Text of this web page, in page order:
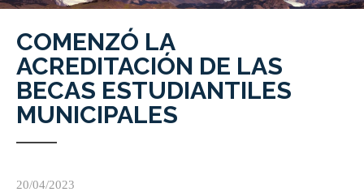
COMENZÓ LA
ACREDITACIÓN DE LAS
BECAS ESTUDIANTILES
MUNICIPALES
20/04/2023